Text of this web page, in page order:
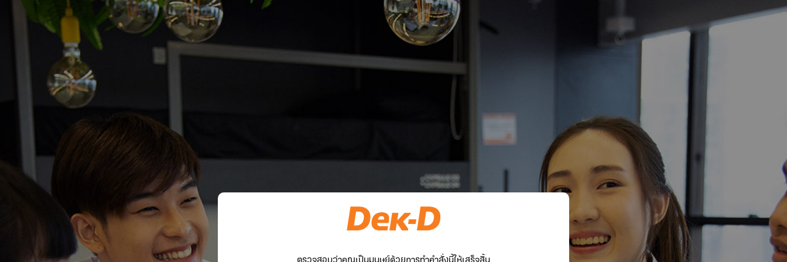
ตรวจสอบว่าคุณเป็นมนุษย์ด้วยการทำคำสั่งนี้ให้เสร็จสิ้น